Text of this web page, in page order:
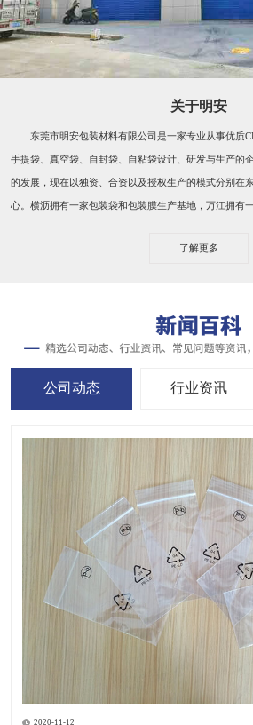
关于明安
东莞市明安包装材料有限公司是一家专业从事优质
手提袋、真空袋、自封袋、自粘袋设计、研发与生产的
的发展，现在以独资、合资以及授权生产的模式分别在
心。横沥拥有一家包装袋和包装膜生产基地，万江拥有
了解更多
公司动态 行业资讯
2020-11-12